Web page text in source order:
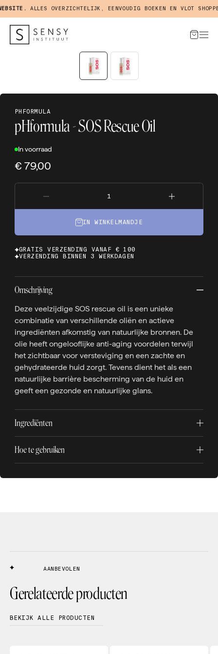
ALLES OVERZICHTELIJK, EENVOUDIG BOEKEN EN VLOT
PHFORMULA
pHformula - SOS Rescue Oil
In voorraad
€ 79,00
IN WINKELMANDJE
GRATIS VERZENDING VANAF € 100
VERZENDING BINNEN 3 WERKDAGEN
Omschrijving
Deze veelzijdige SOS rescue oil is een unieke
combinatie van verschillende oliën en actieve
ingrediënten afkomstig van natuurlijke bronnen. De
olie heeft ongelooflijke anti-aging voordelen terwijl
het zichtbaar voor versteviging en een zachte en
gehydrateerde huid zorgt. Tevens dient het als een
natuurlijke barrière bescherming van de huid en
geeft een gezonde en natuurlijke glans.
Ingrediënten
Hoe te gebruiken
AANBEVOLEN
Gerelateerde producten
BEKIJK ALLE PRODUCTEN